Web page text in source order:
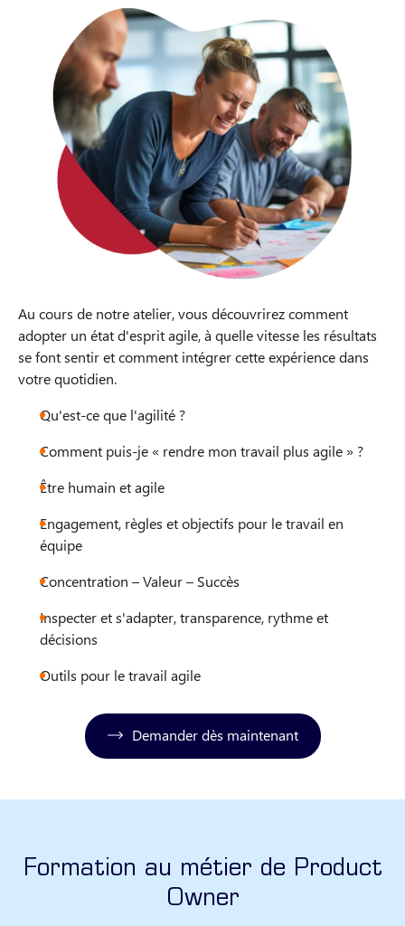
Au cours de notre atelier, vous découvrirez comment
adopter un état d'esprit agile, à quelle vitesse les résultats
se font sentir et comment intégrer cette expérience dans
votre quotidien.
Qu'est-ce que l'agilité ?
Comment puis-je « rendre mon travail plus agile » ?
Être humain et agile
Engagement, règles et objectifs pour le travail en
équipe
Concentration – Valeur – Succès
Inspecter et s'adapter, transparence, rythme et
décisions
Outils pour le travail agile
Demander dès maintenant
Formation au métier de Product
Owner